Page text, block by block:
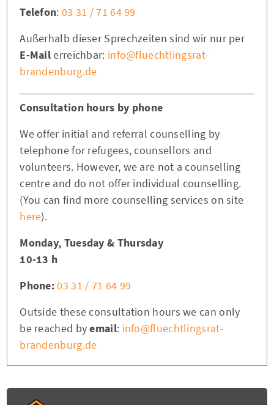
Telefon: 03 31 / 71 64 99
Außerhalb dieser Sprechzeiten sind wir nur per
E-Mailerreichbar: info@fluechtlingsrat-
brandenburg.de
Consultation hours by phone
We offer initial and referral counselling by
telephone for refugees, counsellors and
volunteers. However, we are not a counselling
centre and do not offer individual counselling.
(You can find more counselling services on site
here).
Monday, Tuesday & Thursday
10-13 h
Phone:03 31 / 71 64 99
Outside these consultation hours we can only
be reached byemail: info@fluechtlingsrat-
brandenburg.de